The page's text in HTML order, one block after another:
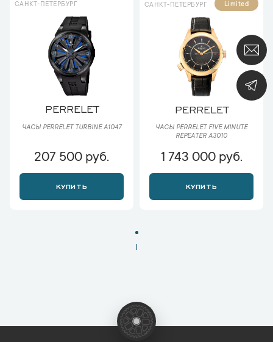
САНКТ-ПЕТЕРБУРГ
PERRELET
ЧАСЫ PERRELET TURBINE A1047
207 500 руб.
КУПИТЬ
САНКТ-ПЕТЕРБУРГ Limited
PERRELET
ЧАСЫ PERRELET FIVE MINUTE
REPEATER A3010
1 743 000 руб.
КУПИТЬ
1